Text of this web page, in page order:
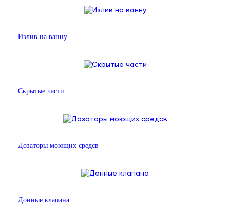
Излив на ванну
Скрытые части
Дозаторы моющих средсв
Донные клапана